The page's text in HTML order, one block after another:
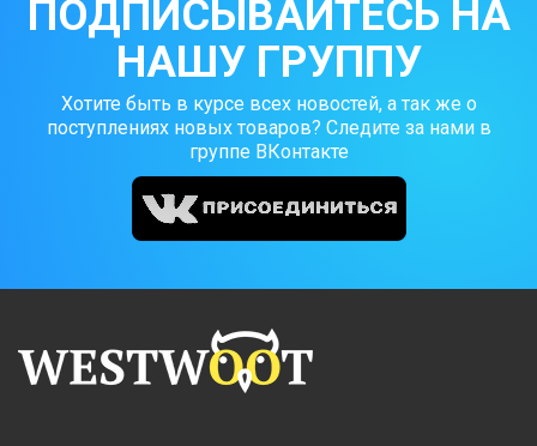
ПОДПИСЫВАЙТЕСЬ НА
НАШУ ГРУППУ
Хотите быть в курсе всех новостей, а так же о
поступлениях новых товаров? Следите за нами в
группе ВКонтакте